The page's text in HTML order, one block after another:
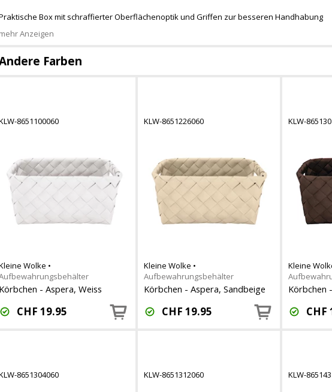
Box mit schraffierter Oberflächenoptik und Griffen zur besseren Handhabung
Anzeigen
Farben
8651100060
Wolke •
- Aspera, Weiss
CHF 19.95
KLW-8651226060
Kleine Wolke •
Aufbewahrungsbehälter
Körbchen - Aspera, Sandbeige
CHF 19.95
KLW-
Kleine
Körbchen
CHF
8651304060 KLW-8651312060 KLW-